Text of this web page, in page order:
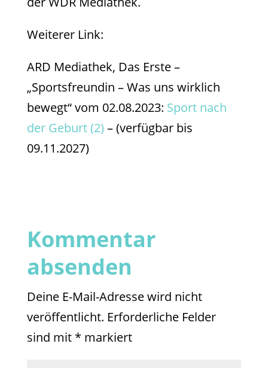
Weiterer Link:
ARD Mediathek, Das Erste –
„Sportsfreundin – Was uns wirklich
bewegt“ vom 02.08.2023: Sport nach
der Geburt (2) – (verfügbar bis
09.11.2027)
Kommentar
absenden
Deine E-Mail-Adresse wird nicht
veröffentlicht. Erforderliche Felder
sind mit * markiert